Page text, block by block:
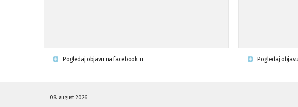
Pogledaj objavu na facebook-u Pogledaj
08. august 2026